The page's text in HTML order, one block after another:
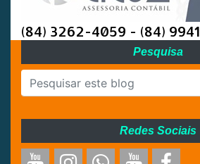
(84) 3262-4059 - (84)
Pesquisa
Redes Sociais